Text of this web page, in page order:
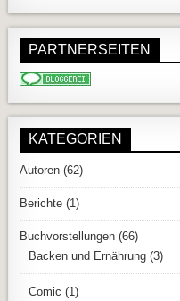
PARTNERSEITEN
KATEGORIEN
Autoren (62)
Berichte (1)
Buchvorstellungen (66)
Backen und Ernährung (3)
Comic (1)